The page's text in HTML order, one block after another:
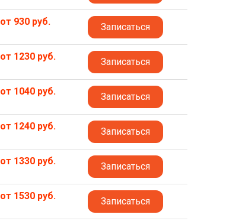
от 930 руб. Записаться
от 1230 руб. Записаться
от 1040 руб. Записаться
от 1240 руб. Записаться
от 1330 руб. Записаться
от 1530 руб. Записаться